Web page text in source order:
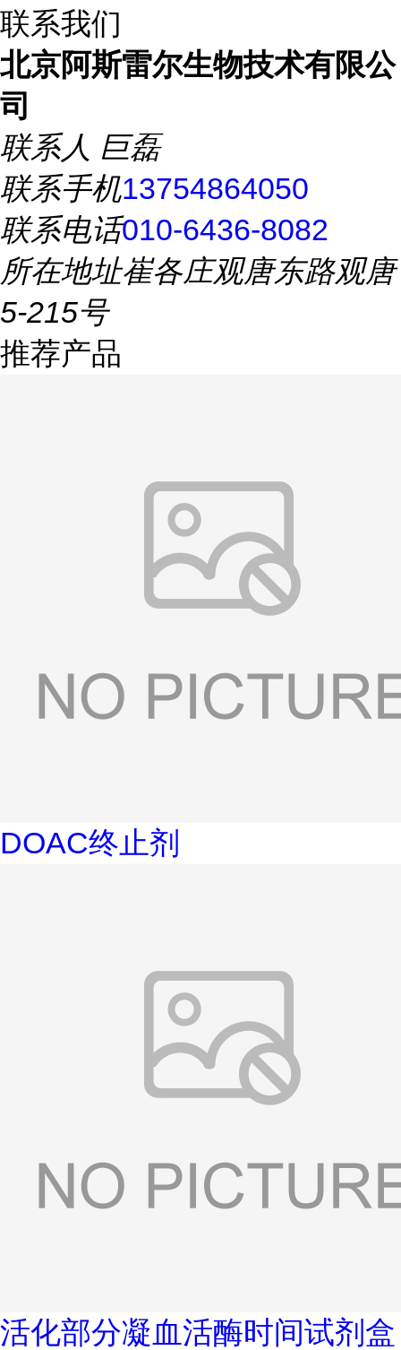
联系我们
北京阿斯雷尔生物技术有限公
司
联系人 巨磊
联系手机13754864050
联系电话010-6436-8082
所在地址崔各庄观唐东路观唐
5-215号
推荐产品
DOAC终止剂
活化部分凝血活酶时间试剂盒